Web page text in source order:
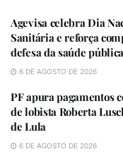
Gabriela e
que atuou em
Guarani, têm um
nas categorias de
Agevisa celebra Dia
Sanitária e reforça
defesa da saúde pública
6 DE AGOSTO DE 2026
PF apura pagamentos
de lobista Roberta
de Lula
6 DE AGOSTO DE 2026